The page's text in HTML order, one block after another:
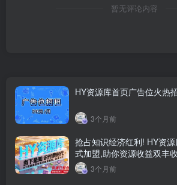
暂无评论内容
HY资源库首页广告位火热
3个月前
抢占知识经济红利! HY资
式加盟,助你资源收益双丰收
3个月前